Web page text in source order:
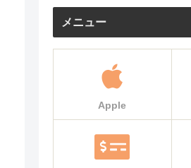
メニュー
Apple